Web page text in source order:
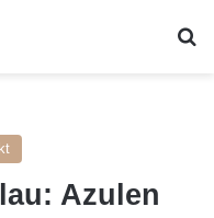
Azulen